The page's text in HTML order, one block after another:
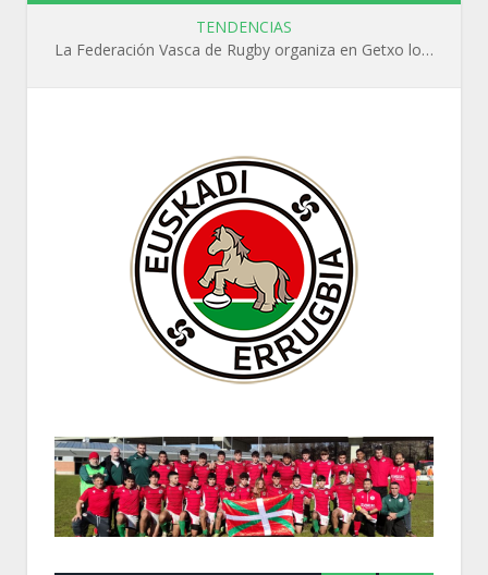
TENDENCIAS
La Federación Vasca de Rugby organiza en Getxo los cursos WR L1, WR L2 y N1 durante el mes de septiembre